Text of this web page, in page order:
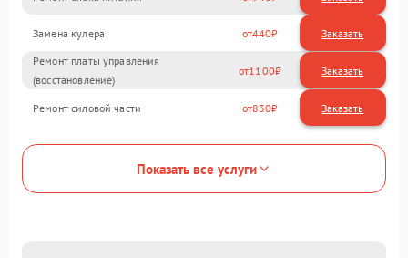
Замена кулера 440
Ремонт платы управления
(восстановление)
1100
Ремонт силовой части 830
Показать все услуги